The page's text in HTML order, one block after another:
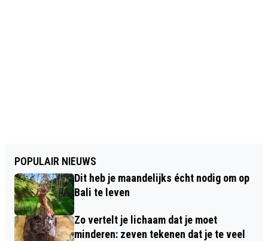
POPULAIR NIEUWS
Dit heb je maandelijks écht nodig om op
Bali te leven
Zo vertelt je lichaam dat je moet
minderen: zeven tekenen dat je te veel